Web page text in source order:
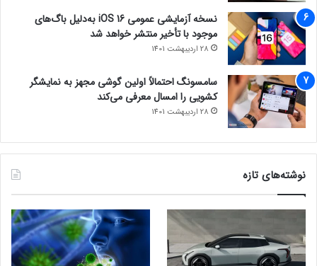
نسخه آزمایشی عمومی iOS 16 به‌دلیل باگ‌های
موجود با تأخیر منتشر خواهد شد
28 اردیبهشت 1401
سامسونگ احتمالاً اولین گوشی مجهز به نمایشگر
کشویی را امسال معرفی می‌کند
28 اردیبهشت 1401
نوشته‌های تازه